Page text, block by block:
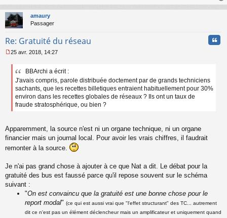
a
g
e
o
l
au
amaury
Passager
Re: Gratuité du réseau
e
n
u
25 avr. 2018, 14:27
BBArchi a écrit :
J'avais compris, parole distribuée doctement par de grands techniciens
sachants, que les recettes billetiques entraient habituellement pour 30%
environ dans les recettes globales de réseaux ? Ils ont un taux de
fraude stratosphérique, ou bien ?
Apparemment, la source n'est ni un organe technique, ni un organe
financier mais un journal local. Pour avoir les vrais chiffres, il faudrait
remonter à la source.
Je n'ai pas grand chose à ajouter à ce que Nat a dit. Le débat pour la
gratuité des bus est faussé parce qu'il repose souvent sur le schéma
suivant :
"On est convaincu que la gratuité est une bonne chose pour le
report modal" (ce qui est aussi vrai que "l'effet structurant" des TC... autrement
dit ce n'est pas un élément déclencheur mais un amplificateur et uniquement quand